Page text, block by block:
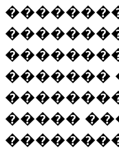
�������
�����